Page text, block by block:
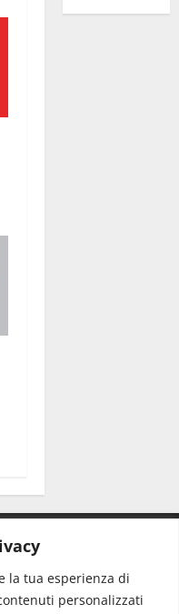
la tua esperienza di
personalizzati